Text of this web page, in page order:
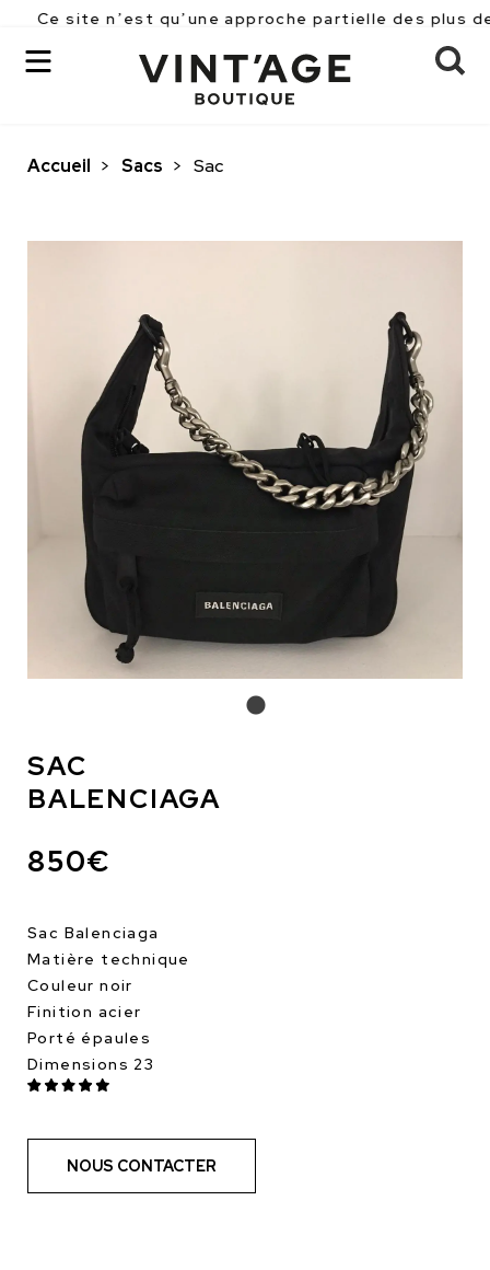
site n’est qu’une approche partielle des plus de
Accueil > Sacs > Sac
SAC
BALENCIAGA
850€
Sac Balenciaga
Matière technique
Couleur noir
Finition acier
Porté épaules
Dimensions 23
NOUS CONTACTER